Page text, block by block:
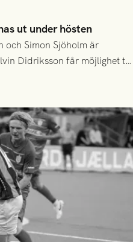
ut under hösten
och Simon Sjöholm är
Didriksson får möjlighet till